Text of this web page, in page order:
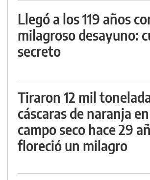
Llegó a los 119 años
milagroso desayuno:
secreto
Tiraron 12 mil
cáscaras de naranja
campo seco hace 29
floreció un milagro